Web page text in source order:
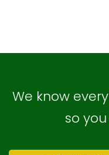
We know
so